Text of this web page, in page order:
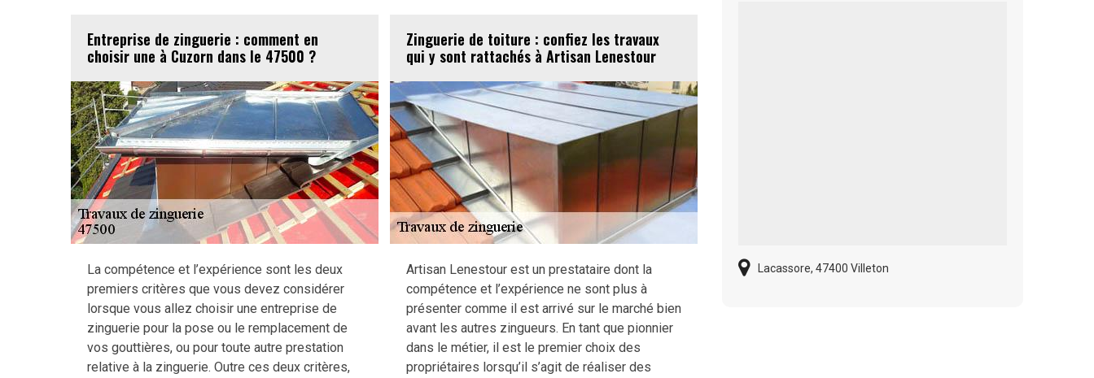
Entreprise de zinguerie : comment en
choisir une à Cuzorn dans le 47500 ?
La compétence et l’expérience sont les deux
premiers critères que vous devez considérer
lorsque vous allez choisir une entreprise de
zinguerie pour la pose ou le remplacement de
vos gouttières, ou pour toute autre prestation
relative à la zinguerie. Outre ces deux critères,
Zinguerie de toiture : confiez les travaux
qui y sont rattachés à Artisan Lenestour
Artisan Lenestour est un prestataire dont la
compétence et l’expérience ne sont plus à
présenter comme il est arrivé sur le marché bien
avant les autres zingueurs. En tant que pionnier
dans le métier, il est le premier choix des
propriétaires lorsqu’il s’agit de réaliser des
Lacassore, 47400 Villeton